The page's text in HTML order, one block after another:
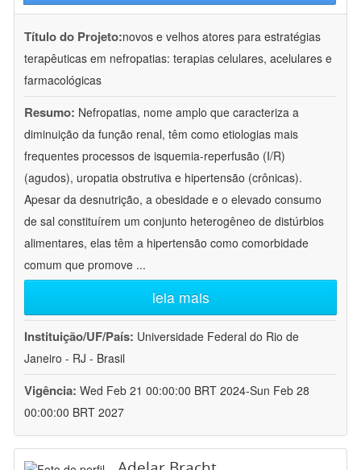
Título do Projeto:novos e velhos atores para estratégias
terapêuticas em nefropatias: terapias celulares, acelulares e
farmacológicas
Resumo: Nefropatias, nome amplo que caracteriza a
diminuição da função renal, têm como etiologias mais
frequentes processos de isquemia-reperfusão (I/R)
(agudos), uropatia obstrutiva e hipertensão (crônicas).
Apesar da desnutrição, a obesidade e o elevado consumo
de sal constituírem um conjunto heterogêneo de distúrbios
alimentares, elas têm a hipertensão como comorbidade
comum que promove ...
leia mais
Instituição/UF/País: Universidade Federal do Rio de
Janeiro - RJ - Brasil
Vigência: Wed Feb 21 00:00:00 BRT 2024-Sun Feb 28
00:00:00 BRT 2027